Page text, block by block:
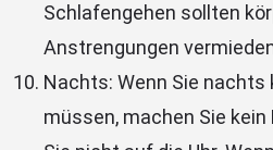
Schlafengehen sollten
Anstrengungen
Nachts: Wenn Sie
müssen, machen Sie